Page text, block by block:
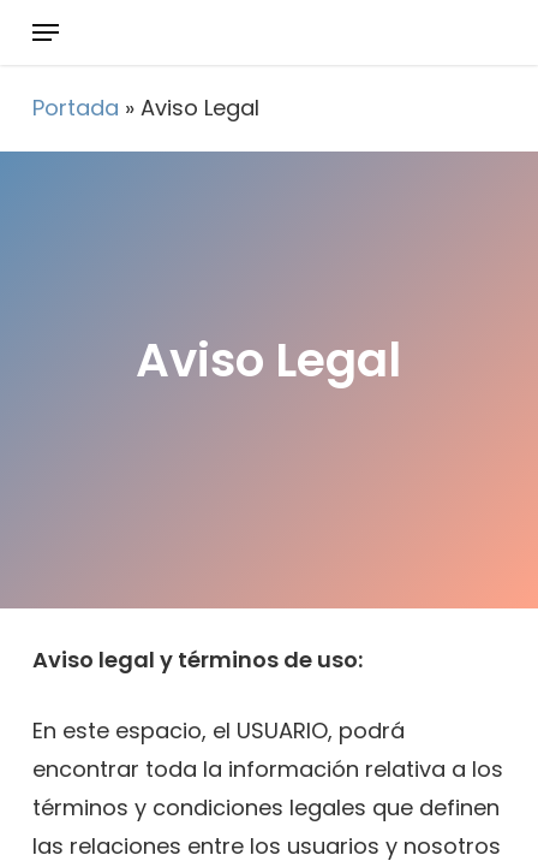
Skip
main
Menu
Portada » Aviso Legal
Aviso Legal
Aviso legal y términos de uso:
En este espacio, el USUARIO, podrá
encontrar toda la información relativa a los
términos y condiciones legales que definen
las relaciones entre los usuarios y nosotros